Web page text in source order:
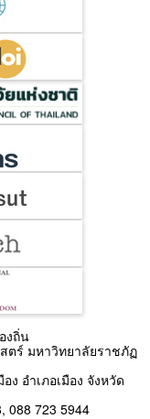
งถิ่น
ตร์ มหาวิทยาลัยราชภัฏ
อำเภอเมือง จังหวัด
088 723 5944